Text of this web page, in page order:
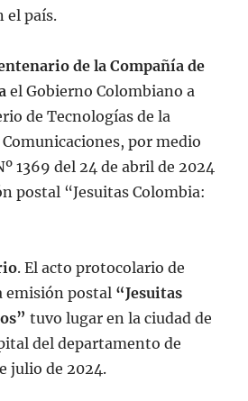
el país.
de la Compañía de
el Gobierno Colombiano a
de Tecnologías de la
por medio
1369 del 24 de abril de 2024
postal “Jesuitas Colombia:
. El acto protocolario de
emisión postal “Jesuitas
tuvo lugar en la ciudad de
del departamento de
julio de 2024.